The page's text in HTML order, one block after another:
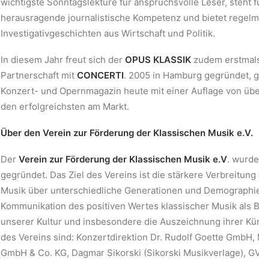
herausragende journalistische Kompetenz und bietet
Investigativgeschichten aus Wirtschaft und Politik.
In diesem Jahr freut sich der OPUS KLASSIK zudem
Partnerschaft mit CONCERTI. 2005 in Hamburg gegründet,
Konzert- und Opernmagazin heute mit einer Auflage von
den erfolgreichsten am Markt.
Über den Verein zur Förderung der Klassischen Musik e.V.
Der Verein zur Förderung der Klassischen Musik e.V.
gegründet. Das Ziel des Vereins ist die stärkere
Musik über unterschiedliche Generationen und
Kommunikation des positiven Wertes klassischer Musik als
unserer Kultur und insbesondere die Auszeichnung ihrer
des Vereins sind: Konzertdirektion Dr. Rudolf Goette GmbH,
GmbH & Co. KG, Dagmar Sikorski (Sikorski Musikverlage),